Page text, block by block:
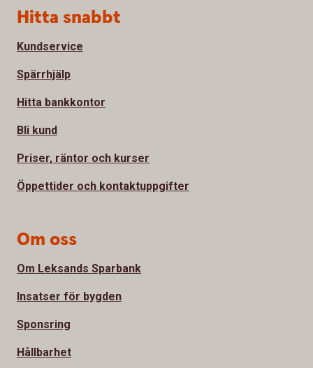
Sidfot
Hitta snabbt
Kundservice
Spärrhjälp
Hitta bankkontor
Bli kund
Priser, räntor och kurser
Öppettider och kontaktuppgifter
Om oss
Om Leksands Sparbank
Insatser för bygden
Sponsring
Hållbarhet